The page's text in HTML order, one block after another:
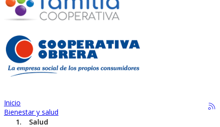
Inicio
Bienestar y salud
Salud